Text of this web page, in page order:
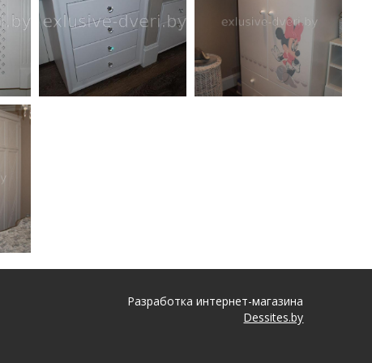
Разработка интернет-магазина
Dessites.by